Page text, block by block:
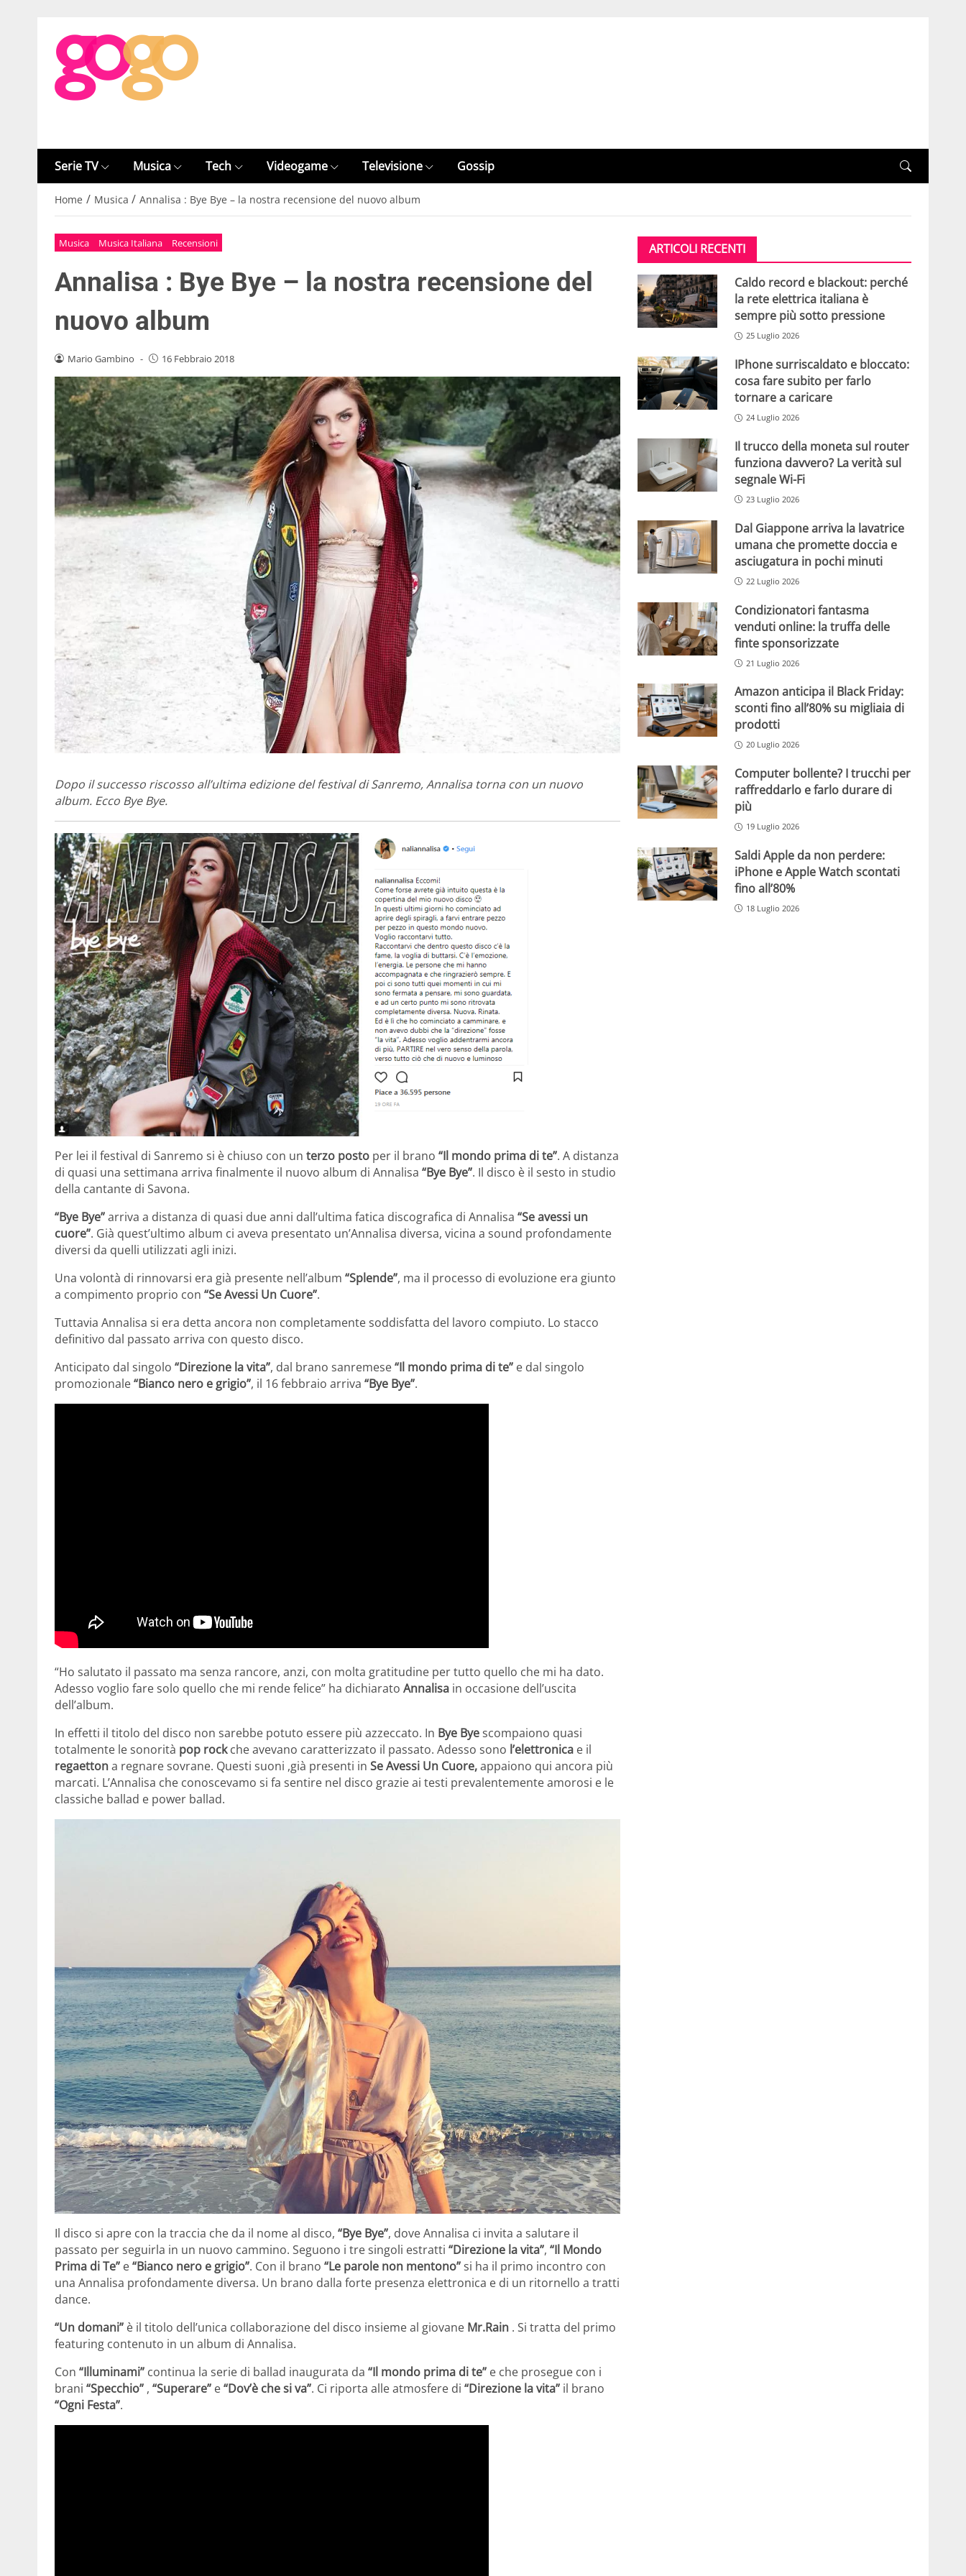
Serie TV Musica Tech Videogame Televisione Gossip
Home / Musica / Annalisa : Bye Bye – la nostra recensione del nuovo album
Musica Musica Italiana Recensioni
Annalisa : Bye Bye – la nostra recensione del
nuovo album
Mario Gambino - 16 Febbraio 2018
Dopo il successo riscosso all’ultima edizione del festival di Sanremo, Annalisa torna con un nuovo
album. Ecco Bye Bye.
Per lei il festival di Sanremo si è chiuso con un terzo posto per il brano “Il mondo prima di te”. A distanza
di quasi una settimana arriva finalmente il nuovo album di Annalisa “Bye Bye”. Il disco è il sesto in studio
della cantante di Savona.
“Bye Bye”arriva a distanza di quasi due anni dall’ultima fatica discografica di Annalisa “Se avessi un
cuore”. Già quest’ultimo album ci aveva presentato un’Annalisa diversa, vicina a sound profondamente
diversi da quelli utilizzati agli inizi.
Una volontà di rinnovarsi era già presente nell’album “Splende”, ma il processo di evoluzione era giunto
a compimento proprio con “Se Avessi Un Cuore”.
Tuttavia Annalisa si era detta ancora non completamente soddisfatta del lavoro compiuto. Lo stacco
definitivo dal passato arriva con questo disco.
Anticipato dal singolo “Direzione la vita”, dal brano sanremese“Il mondo prima di te” e dal singolo
promozionale“Bianco nero e grigio”, il 16 febbraio arriva “Bye Bye”.
“Ho salutato il passato ma senza rancore, anzi, con molta gratitudine per tutto quello che mi ha dato.
Adesso voglio fare solo quello che mi rende felice” ha dichiarato Annalisa in occasione dell’uscita
dell’album.
In effetti il titolo del disco non sarebbe potuto essere più azzeccato. In Bye Byescompaiono quasi
totalmente le sonorità pop rockche avevano caratterizzato il passato. Adesso sono l’elettronica e il
regaettona regnare sovrane. Questi suoni ,già presenti in Se Avessi Un Cuore,appaiono qui ancora più
marcati. L’Annalisa che conoscevamo si fa sentire nel disco grazie ai testi prevalentemente amorosi e le
classiche ballad e power ballad.
Il disco si apre con la traccia che da il nome al disco, “Bye Bye”, dove Annalisa ci invita a salutare il
passato per seguirla in un nuovo cammino. Seguono i tre singoli estratti “Direzione la vita”, “Il Mondo
Prima di Te” e“Bianco nero e grigio”. Con il brano “Le parole non mentono”si ha il primo incontro con
una Annalisa profondamente diversa. Un brano dalla forte presenza elettronica e di un ritornello a tratti
dance.
“Un domani” è il titolo dell’unica collaborazione del disco insieme al giovane Mr.Rain . Si tratta del primo
featuring contenuto in un album di Annalisa.
Con “Illuminami” continua la serie di ballad inaugurata da “Il mondo prima di te” e che prosegue con i
brani “Specchio” , “Superare” e“Dov’è che si va”. Ci riporta alle atmosfere di “Direzione la vita” il brano
“Ogni Festa”.
ARTICOLI RECENTI
Caldo record e blackout: perché
la rete elettrica italiana è
sempre più sotto pressione
25 Luglio 2026
IPhone surriscaldato e bloccato:
cosa fare subito per farlo
tornare a caricare
24 Luglio 2026
Il trucco della moneta sul router
funziona davvero? La verità sul
segnale Wi-Fi
23 Luglio 2026
Dal Giappone arriva la lavatrice
umana che promette doccia e
asciugatura in pochi minuti
22 Luglio 2026
Condizionatori fantasma
venduti online: la truffa delle
finte sponsorizzate
21 Luglio 2026
Amazon anticipa il Black Friday:
sconti fino all’80% su migliaia di
prodotti
20 Luglio 2026
Computer bollente? I trucchi per
raffreddarlo e farlo durare di
più
19 Luglio 2026
Saldi Apple da non perdere:
iPhone e Apple Watch scontati
fino all’80%
18 Luglio 2026